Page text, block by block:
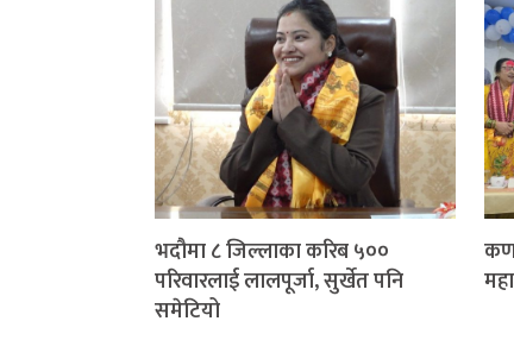
भदौमा ८ जिल्लाका करिब ५००
परिवारलाई लालपूर्जा, सुर्खेत पनि
समेटियो